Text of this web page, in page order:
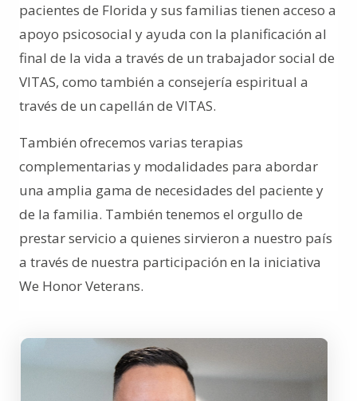
pacientes de Florida y sus familias tienen acceso a
apoyo psicosocial y ayuda con la planificación al
final de la vida a través de un trabajador social de
VITAS, como también a consejería espiritual a
través de un capellán de VITAS.
También ofrecemos varias terapias
complementarias y modalidades para abordar
una amplia gama de necesidades del paciente y
de la familia. También tenemos el orgullo de
prestar servicio a quienes sirvieron a nuestro país
a través de nuestra participación en la iniciativa
We Honor Veterans.